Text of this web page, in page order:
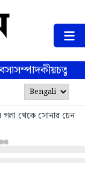
সম্পাদকীয়
গলা থেকে সোনার চেন